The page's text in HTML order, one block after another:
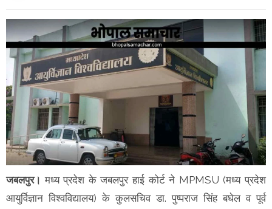
जबलपुर। मध्य प्रदेश के जबलपुर हाई कोर्ट ने MPMSU (मध्य प्रदेश
आयुर्विज्ञान विश्वविद्यालय) के कुलसचिव डा. पुष्पराज सिंह बघेल व पूर्व